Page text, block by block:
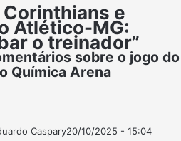
e
Atlético-MG:
o treinador”
sobre o jogo do
Química Arena
CasparyFollow
Mande
20/10/2025 - 15:04